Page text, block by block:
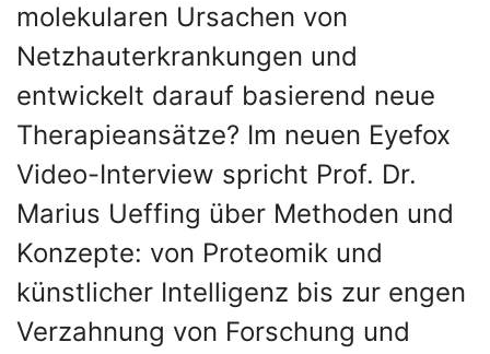
molekularen Ursachen von
Netzhauterkrankungen und
entwickelt darauf basierend neue
Therapieansätze? Im neuen Eyefox
Video-Interview spricht Prof. Dr.
Marius Ueffing über Methoden und
Konzepte: von Proteomik und
künstlicher Intelligenz bis zur engen
Verzahnung von Forschung und